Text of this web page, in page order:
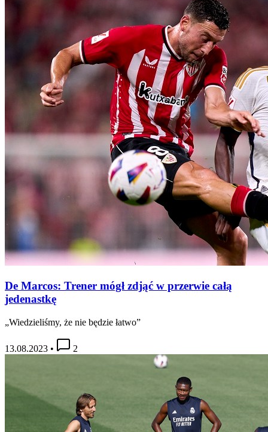
De Marcos: Trener mógł zdjąć w przerwie całą
jedenastkę
„Wiedzieliśmy, że nie będzie łatwo”
13.08.2023 • 2